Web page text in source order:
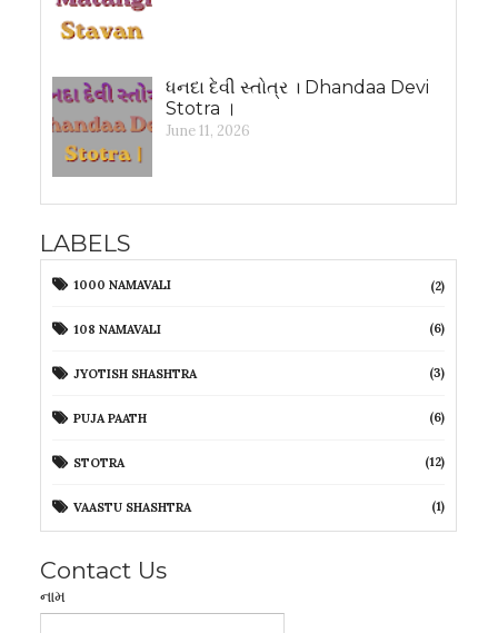
ધનદા દેવી સ્તોત્ર । Dhandaa Devi
Stotra ।
June 11, 2026
LABELS
1000 NAMAVALI (2)
108 NAMAVALI (6)
JYOTISH SHASHTRA (3)
PUJA PAATH (6)
STOTRA (12)
VAASTU SHASHTRA (1)
Contact Us
નામ